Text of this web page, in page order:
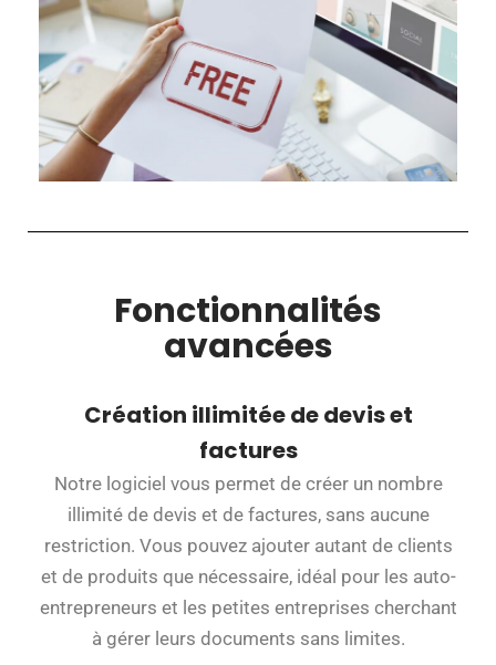
Fonctionnalités
avancées
Création illimitée de devis et
factures
Notre logiciel vous permet de créer un nombre
illimité de devis et de factures, sans aucune
restriction. Vous pouvez ajouter autant de clients
et de produits que nécessaire, idéal pour les auto-
entrepreneurs et les petites entreprises cherchant
à gérer leurs documents sans limites.